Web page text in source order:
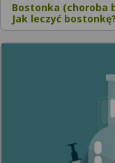
Bostonka (choroba
Jak leczyć bostonkę?